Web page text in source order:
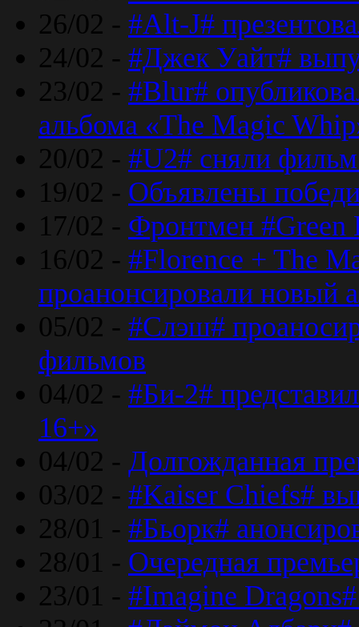
26/02 - #Alt-J#
24/02 - #Джек Уайт#
23/02 - #Blur#
альбома «The Magic
20/02 - #U2# сняли
19/02 - Объявлены
17/02 - Фронтмен #Green
16/02 - #Florence + The
проанонсировали новый
05/02 - #Слэш#
фильмов
04/02 - #Би-2#
16+»
04/02 - Долгожданная
03/02 - #Kaiser Chiefs#
28/01 - #Бьорк#
28/01 - Очередная
23/01 - #Imagine